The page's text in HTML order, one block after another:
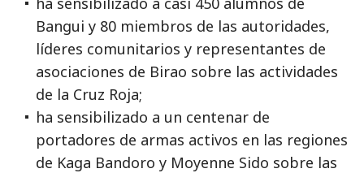
Bangui y 80 miembros de las autoridades,
líderes comunitarios y representantes de
asociaciones de Birao sobre las actividades
de la Cruz Roja;
ha sensibilizado a un centenar de
portadores de armas activos en las regiones
de Kaga Bandoro y Moyenne Sido sobre las